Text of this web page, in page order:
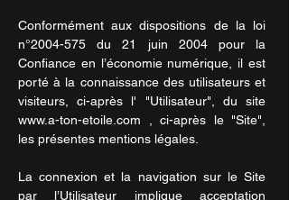
Conformément aux dispositions de la loi
n°2004-575 du 21 juin 2004 pour la
Confiance en l’économie numérique, il est
porté à la connaissance des utilisateurs et
visiteurs, ci-après l' "Utilisateur", du site
www.a-ton-etoile.com , ci-après le "Site",
les présentes mentions légales.
La connexion et la navigation sur le Site
par l’Utilisateur implique acceptation